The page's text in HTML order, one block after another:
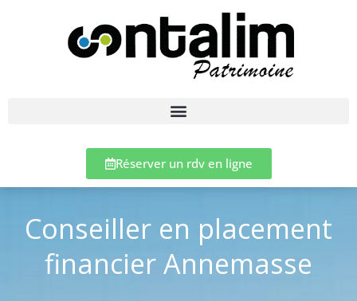
Réserver un rdv en ligne
Conseiller en placement
financier Annemasse